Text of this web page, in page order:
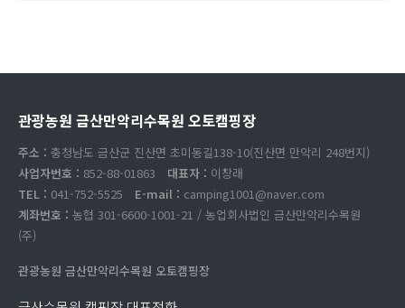
관광농원 금산만악리수목원 오토캠핑장
주소 : 충청남도 금산군 진산면 초미동길138-10(진산면 만악리 248번지)
사업자번호 : 852-88-01863 대표자 : 이창래
TEL : 041-752-5525 E-mail : camping1001@naver.com
계좌번호 : 농협 301-6600-1001-21 / 농업회사법인 금산만악리수목원
(주)
관광농원 금산만악리수목원 오토캠핑장